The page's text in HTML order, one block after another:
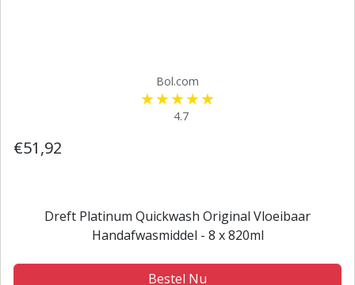
Bol.com
4.7
€51,92
Dreft Platinum Quickwash Original Vloeibaar
Handafwasmiddel - 8 x 820ml
Bestel Nu